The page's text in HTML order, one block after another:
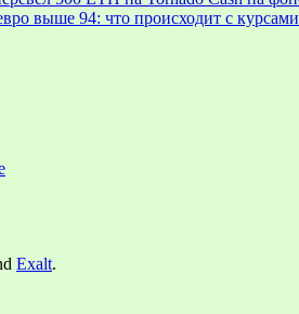
выше 94: что происходит с
Exalt.